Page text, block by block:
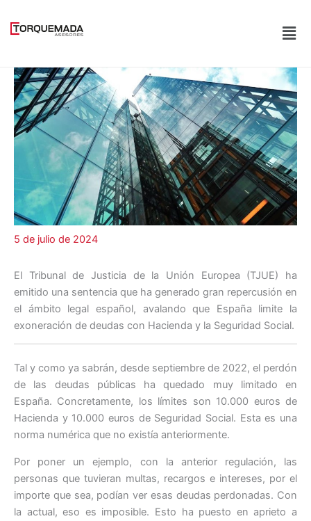
5 de julio de 2024
El Tribunal de Justicia de la Unión Europea (TJUE) ha
emitido una sentencia que ha generado gran repercusión en
el ámbito legal español, avalando que España limite la
exoneración de deudas con Hacienda y la Seguridad Social.
Tal y como ya sabrán, desde septiembre de 2022, el perdón
de las deudas públicas ha quedado muy limitado en
España. Concretamente, los límites son 10.000 euros de
Hacienda y 10.000 euros de Seguridad Social. Esta es una
norma numérica que no existía anteriormente.
Por poner un ejemplo, con la anterior regulación, las
personas que tuvieran multas, recargos e intereses, por el
importe que sea, podían ver esas deudas perdonadas. Con
la actual, eso es imposible. Esto ha puesto en aprieto a